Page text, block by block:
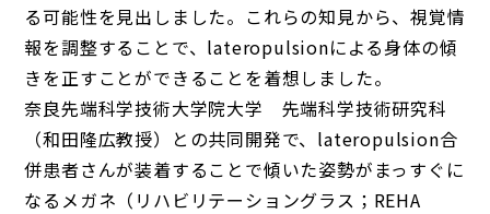
る可能性を見出しました。これらの知見から、視覚情
報を調整することで、lateropulsionによる身体の傾
きを正すことができることを着想しました。
奈良先端科学技術大学院大学 先端科学技術研究科
（和田隆広教授）との共同開発で、lateropulsion合
併患者さんが装着することで傾いた姿勢がまっすぐに
なるメガネ（リハビリテーショングラス；REHA